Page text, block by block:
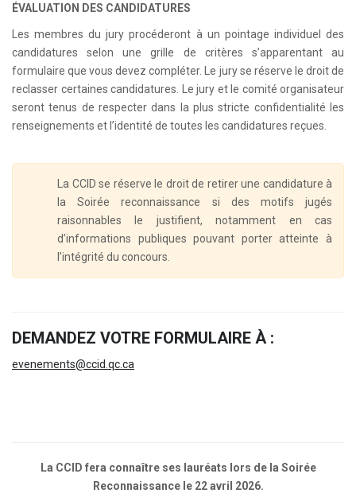
ÉVALUATION DES CANDIDATURES
Les membres du jury procéderont à un pointage individuel des
candidatures selon une grille de critères s’apparentant au
formulaire que vous devez compléter. Le jury se réserve le droit de
reclasser certaines candidatures. Le jury et le comité organisateur
seront tenus de respecter dans la plus stricte confidentialité les
renseignements et l’identité de toutes les candidatures reçues.
La CCID se réserve le droit de retirer une candidature à
la Soirée reconnaissance si des motifs jugés
raisonnables le justifient, notamment en cas
d’informations publiques pouvant porter atteinte à
l’intégrité du concours.
DEMANDEZ VOTRE FORMULAIRE À :
evenements@ccid.qc.ca
La CCID fera connaître ses lauréats lors de la Soirée
Reconnaissance le 22 avril 2026.